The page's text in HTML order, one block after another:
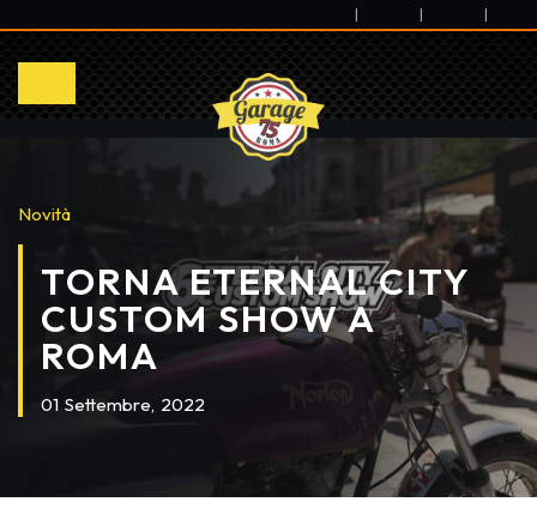
| | |
Novità
TORNA ETERNAL CITY
CUSTOM SHOW A
ROMA
01 Settembre, 2022